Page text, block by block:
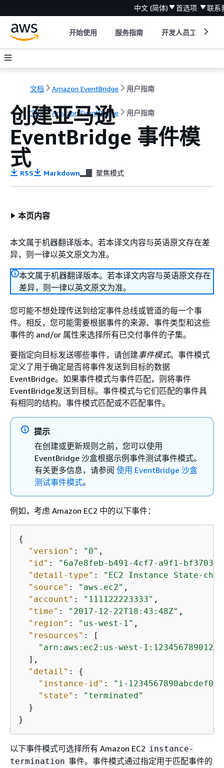
中文 (简体) 首选项 联系
开始使用 服务指南 开发人员工具
文档 Amazon EventBridge 用户指南
文档 Amazon EventBridge 用户指南
创建亚马逊
EventBridge 事件模
式
RSS Markdown 聚焦模式
本页内容
本文属于机器翻译版本。若本译文内容与英语原文存在差
异，则一律以英文原文为准。
本文属于机器翻译版本。若本译文内容与英语原文存在
差异，则一律以英文原文为准。
您可能不想处理传送到给定事件总线或管道的每一个事
件。相反，您可能需要根据事件的来源、事件类型和这些
事件的 and/or 属性来选择所有已交付事件的子集。
要指定向目标发送哪些事件，请创建事件模式。事件模式
定义了用于确定是否将事件发送到目标的数据
EventBridge。如果事件模式与事件匹配，则将事件
EventBridge发送到目标。事件模式与它们匹配的事件具
有相同的结构。事件模式匹配或不匹配事件。
提示
在创建或更新规则之前，您可以使用
EventBridge 沙盒根据示例事件测试事件模式。
有关更多信息，请参阅 使用 EventBridge 沙盒
测试事件模式。
例如，考虑 Amazon EC2 中的以下事件：
{
"version" : "0" ,
"id" :
"6a7e8feb-b491-4cf7-a9f1-
"detail-type" :
"EC2 Instance State-
"source" : "aws.ec2" ,
"account" : "111122223333" ,
"time" : "2017-12-22T18:43:48Z" ,
"region" : "us-west-1" ,
"resources" : [
"arn:aws:ec2:us-west-
  ],
"detail" : {
"instance-id" : "i-1234567890abcdef0"
"state" :
"terminated"
  }
}
以下事件模式可选择所有 Amazon EC2 instance-
termination 事件。事件模式通过指定用于匹配事件的